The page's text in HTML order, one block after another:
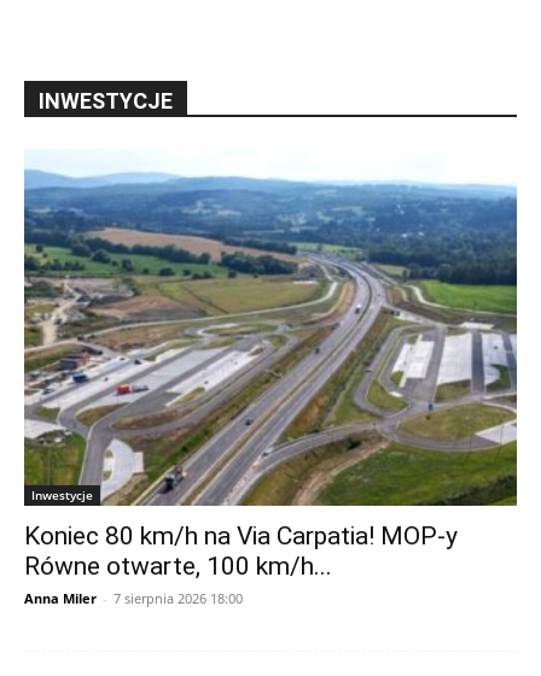
INWESTYCJE
Inwestycje
Koniec 80 km/h na Via Carpatia! MOP-y
Równe otwarte, 100 km/h...
Anna Miler - 7 sierpnia 2026 18:00